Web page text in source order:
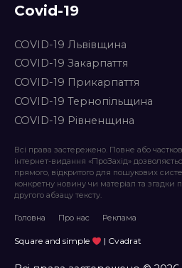
Covid-19
COVID-19 Львівщина
COVID-19 Закарпаття
COVID-19 Прикарпаття
COVID-19 Тернопільщина
COVID-19 Рівненщина
Всі права застережено. Повне або
інтернет-видання «ПроЗахід»
прямого, відкритого для пошукових
конкретну новину чи матеріал та
другого абзацу тексту.
Головна Про нас Реклама
Square and simple | Cvadrat